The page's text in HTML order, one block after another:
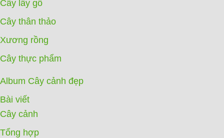
Cây lấy gỗ
Cây thân thảo
Xương rồng
Cây thực phẩm
Album Cây cảnh đẹp
Bài viết
Cây cảnh
Tổng hợp